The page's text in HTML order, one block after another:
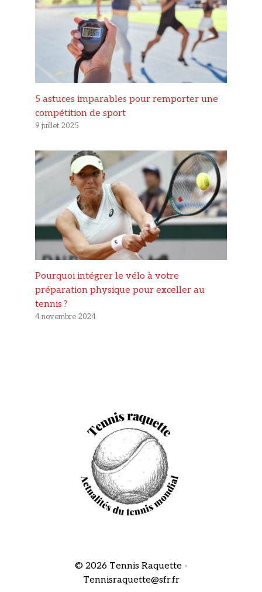
5 astuces imparables pour remporter une
compétition de sport
9 juillet 2025
Pourquoi intégrer le vélo à votre
préparation physique pour exceller au
tennis ?
4 novembre 2024
© 2026 Tennis Raquette -
Tennisraquette@sfr.fr